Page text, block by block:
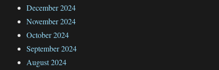
December 2024
November 2024
October 2024
September 2024
August 2024